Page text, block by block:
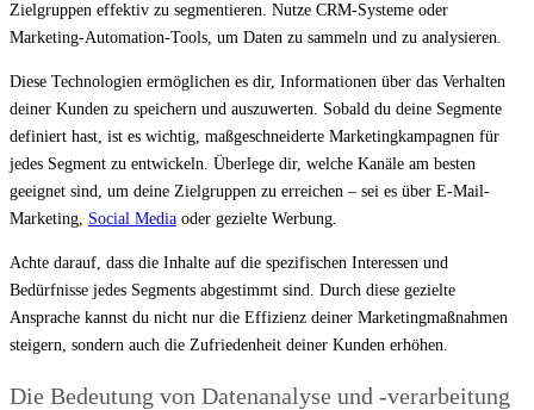
Zielgruppen effektiv zu segmentieren. Nutze CRM-Systeme oder
Marketing-Automation-Tools, um Daten zu sammeln und zu analysieren.
Diese Technologien ermöglichen es dir, Informationen über das Verhalten
deiner Kunden zu speichern und auszuwerten. Sobald du deine Segmente
definiert hast, ist es wichtig, maßgeschneiderte Marketingkampagnen für
jedes Segment zu entwickeln. Überlege dir, welche Kanäle am besten
geeignet sind, um deine Zielgruppen zu erreichen – sei es über E-Mail-
Marketing, Social Media oder gezielte Werbung.
Achte darauf, dass die Inhalte auf die spezifischen Interessen und
Bedürfnisse jedes Segments abgestimmt sind. Durch diese gezielte
Ansprache kannst du nicht nur die Effizienz deiner Marketingmaßnahmen
steigern, sondern auch die Zufriedenheit deiner Kunden erhöhen.
Die Bedeutung von Datenanalyse und -verarbeitung